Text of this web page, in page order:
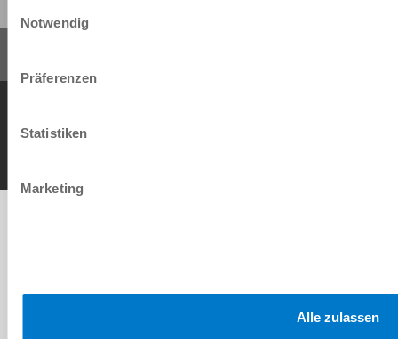
Notwendig
Präferenzen
Statistiken
Marketing
Alle zulassen